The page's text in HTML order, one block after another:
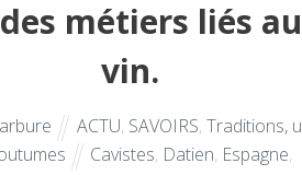
métiers liés au
vin.
ACTU, SAVOIRS, Traditions,
Cavistes, Datien, Espagne,